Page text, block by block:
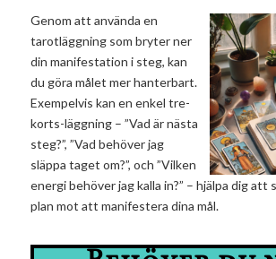
Genom att använda en
tarotläggning som bryter ner
din manifestation i steg, kan
du göra målet mer hanterbart.
Exempelvis kan en enkel tre-
korts-läggning – ”Vad är nästa
steg?”, ”Vad behöver jag
släppa taget om?”, och ”Vilken
energi behöver jag kalla in?” – hjälpa dig att
plan mot att manifestera dina mål.